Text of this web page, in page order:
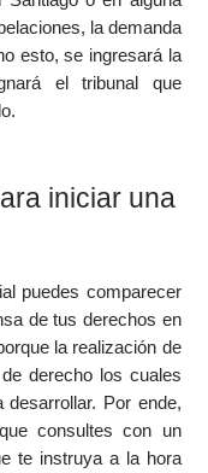
la demanda
esto, se ingresará la
el tribunal que
iniciar una
puedes comparecer
de tus derechos en
la realización de
derecho los cuales
Por ende,
consultes con un
te instruya a la hora